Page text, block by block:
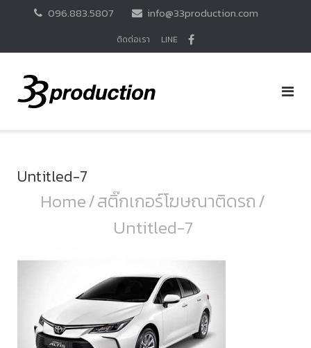
096.883.5807 info@33production.com
ติดต่อเรา LINE
Untitled-7
Home/สติ๊กเกอร์โฆษณาติดรถ/
Untitled-7